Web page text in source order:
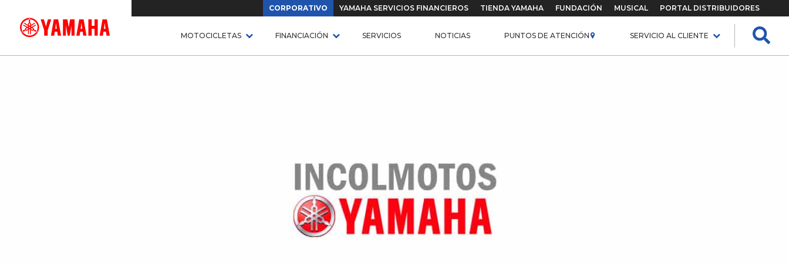
CORPORATIVO YAMAHA SERVICIOS FINANCIEROS TIENDA YAMAHA FUNDACIÓN MUSICAL PORTAL DISTRIBUIDORES
MOTOCICLETAS FINANCIACIÓN SERVICIOS NOTICIAS PUNTOS DE ATENCIÓN SERVICIO AL CLIENTE